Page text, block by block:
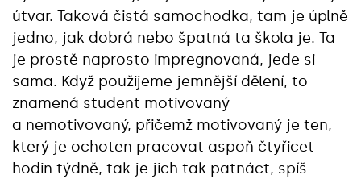
útvar. Taková čistá samochodka, tam je úplně
jedno, jak dobrá nebo špatná ta škola je. Ta
je prostě naprosto impregnovaná, jede si
sama. Když použijeme jemnější dělení, to
znamená student motivovaný
a nemotivovaný, přičemž motivovaný je ten,
který je ochoten pracovat aspoň čtyřicet
hodin týdně, tak je jich tak patnáct, spíš